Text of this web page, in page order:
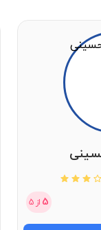
5 از 5